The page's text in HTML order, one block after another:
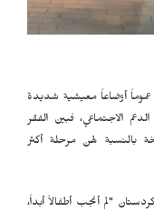
أوضاعاً معيشية شديدة
الاجتماعي، فبين الفقر
بالنسبة لهن مرحلة أكثر
"لم أنجب أطفالاً أبداً،